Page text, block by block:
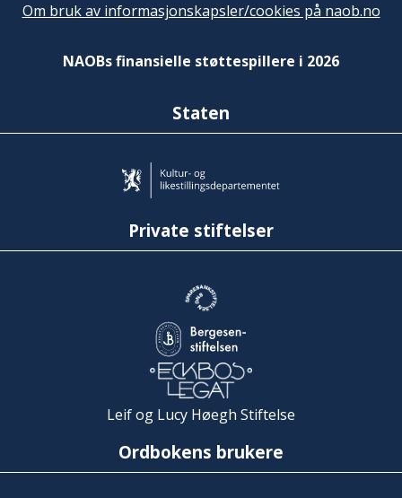
Om bruk av informasjonskapsler/cookies på naob.no
NAOBs finansielle støttespillere i 2026
Staten
Private stiftelser
Leif og Lucy Høegh Stiftelse
Ordbokens brukere